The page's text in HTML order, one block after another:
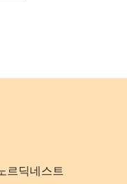
르딕네스트